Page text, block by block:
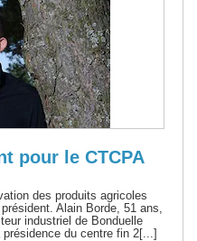
pour le CTCPA
des produits agricoles
Alain Borde, 51 ans,
industriel de Bonduelle
du centre fin 2[...]